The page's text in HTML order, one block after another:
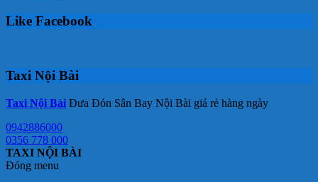
Like Facebook
Taxi Nội Bài
Taxi Nội Bài Đưa Đón Sân Bay Nội Bài giá rẻ hàng ngày
0942886000
0356 778 000
TAXI NỘI BÀI
Đóng menu